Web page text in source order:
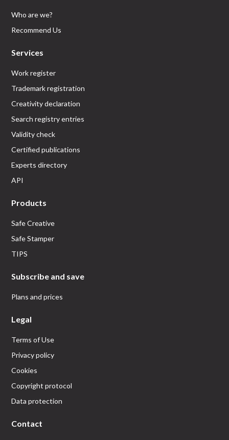
Who are we?
Recommend Us
Services
Work register
Trademark registration
Creativity declaration
Search registry entries
Validity check
Certified publications
Experts directory
API
Products
Safe Creative
Safe Stamper
TIPS
Subscribe and save
Plans and prices
Legal
Terms of Use
Privacy policy
Cookies
Copyright protocol
Data protection
Contact